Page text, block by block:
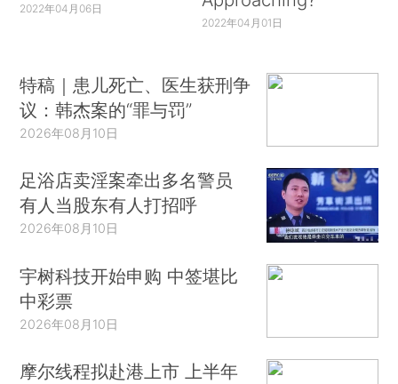
2022年04月06日
2022年04月01日
特稿｜患儿死亡、医生获刑争
议：韩杰案的“罪与罚”
2026年08月10日
足浴店卖淫案牵出多名警员
有人当股东有人打招呼
2026年08月10日
宇树科技开始申购 中签堪比
中彩票
2026年08月10日
摩尔线程拟赴港上市 上半年